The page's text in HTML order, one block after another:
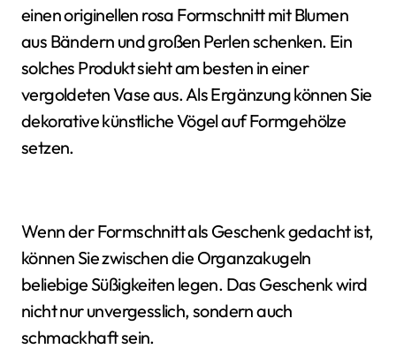
einen originellen rosa Formschnitt mit Blumen
aus Bändern und großen Perlen schenken. Ein
solches Produkt sieht am besten in einer
vergoldeten Vase aus. Als Ergänzung können Sie
dekorative künstliche Vögel auf Formgehölze
setzen.
Wenn der Formschnitt als Geschenk gedacht ist,
können Sie zwischen die Organzakugeln
beliebige Süßigkeiten legen. Das Geschenk wird
nicht nur unvergesslich, sondern auch
schmackhaft sein.